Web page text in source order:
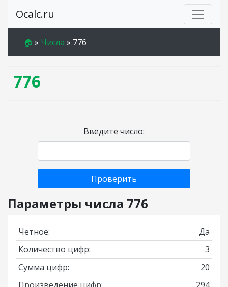
Ocalc.ru
🏠 » Числа » 776
776
Введите число:
Проверить
Параметры числа 776
Четное:
Да
Количество цифр:
3
Сумма цифр:
20